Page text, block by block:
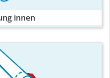
innen